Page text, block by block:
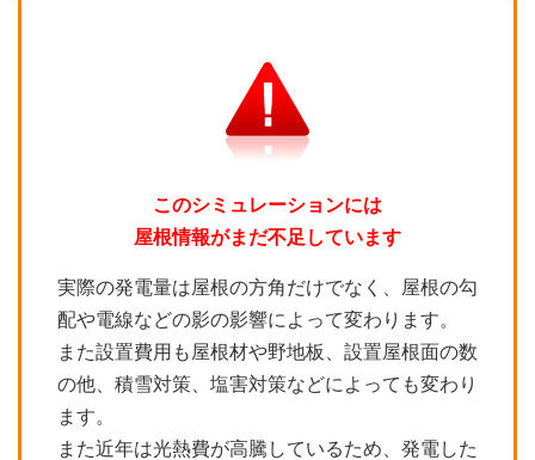
このシミュレーションには
屋根情報がまだ不足しています
実際の発電量は屋根の方角だけでなく、屋根の勾
配や電線などの影の影響によって変わります。
また設置費用も屋根材や野地板、設置屋根面の数
の他、積雪対策、塩害対策などによっても変わり
ます。
また近年は光熱費が高騰しているため、発電した